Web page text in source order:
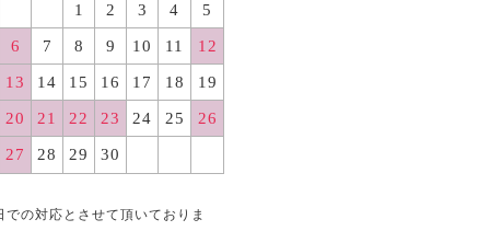
1 2 3 4 5
6 7 8 9 10 11 12
13 14 15 16 17 18 19
20 21 22 23 24 25 26
27 28 29 30
の対応とさせて頂いておりま